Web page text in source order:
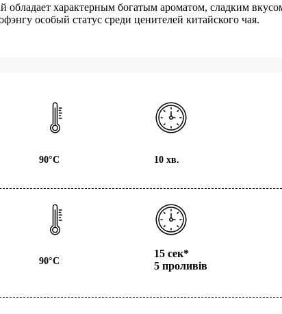
обладает характерным богатым ароматом, сладким
особый статус среди ценителей китайского чая.
90°С 10 хв.
90°С
15 сек*
5 проливів